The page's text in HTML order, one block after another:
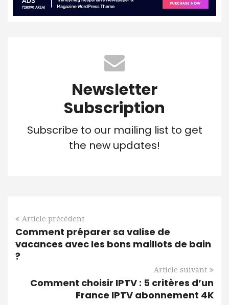
Newsletter
Subscription
Subscribe to our mailing list to get
the new updates!
Article précédent
Comment préparer sa valise de
vacances avec les bons maillots de bain
?
Article suivant
Comment choisir IPTV : 5 critères d’un
France IPTV abonnement 4K